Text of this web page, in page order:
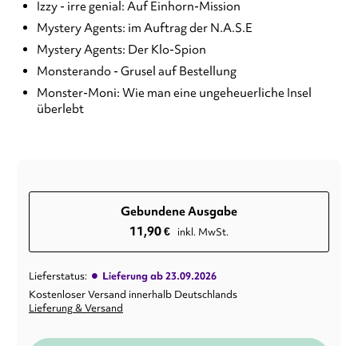
Izzy - irre genial: Auf Einhorn-Mission
Mystery Agents: im Auftrag der N.A.S.E
Mystery Agents: Der Klo-Spion
Monsterando - Grusel auf Bestellung
Monster-Moni: Wie man eine ungeheuerliche Insel
überlebt
Gebundene Ausgabe
11,90€ inkl. MwSt.
Lieferstatus: • Lieferung ab 23.09.2026
Kostenloser Versand innerhalb Deutschlands
Lieferung & Versand